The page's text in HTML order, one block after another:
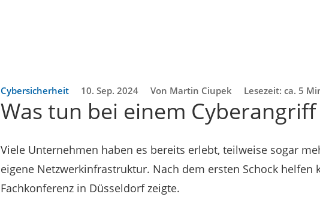
Cybersicherheit 10. Sep. 2024 Von Martin Ciupek Lesezeit: ca. 5
Was tun bei einem
Viele Unternehmen haben es bereits erlebt, teilweise sogar
eigene Netzwerkinfrastruktur. Nach dem ersten Schock helfen
Fachkonferenz in Düsseldorf zeigte.